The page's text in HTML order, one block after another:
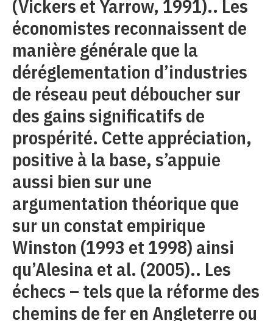
(Vickers et Yarrow, 1991).. Les
économistes reconnaissent de
manière générale que la
déréglementation d’industries
de réseau peut déboucher sur
des gains significatifs de
prospérité. Cette appréciation,
positive à la base, s’appuie
aussi bien sur une
argumentation théorique que
sur un constat empirique
Winston (1993 et 1998) ainsi
qu’Alesina et al. (2005).. Les
échecs – tels que la réforme des
chemins de fer en Angleterre ou